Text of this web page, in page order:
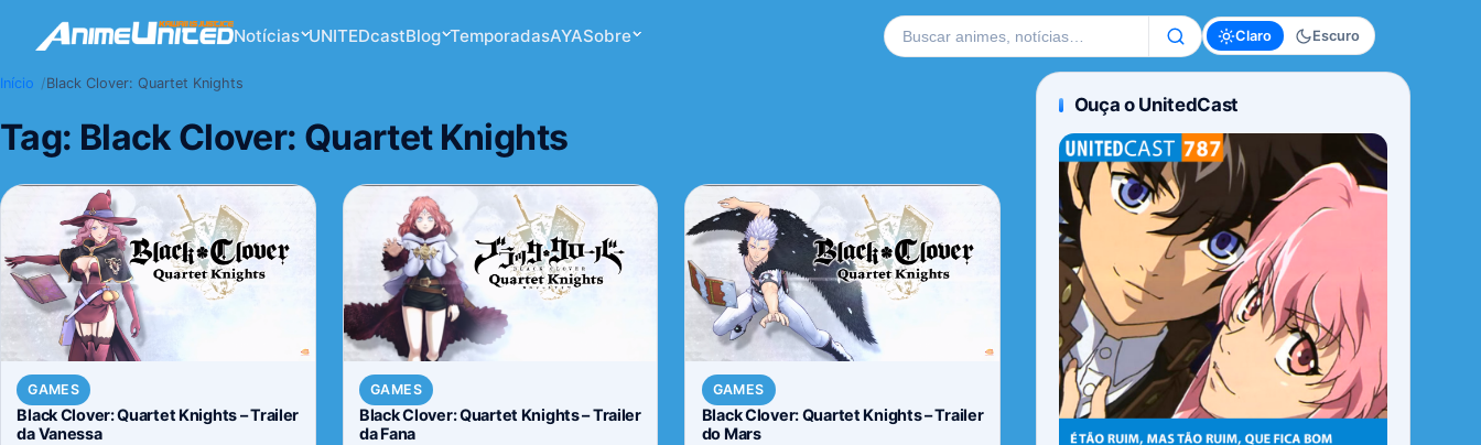
Notícias UNITEDcastBlog TemporadasAYASobre Buscar no site Claro Escuro
Início Black Clover: Quartet Knights
Tag: Black Clover: Quartet Knights
GAMES
Black Clover: Quartet Knights – Trailer
da Vanessa
GAMES
Black Clover: Quartet Knights – Trailer
da Fana
GAMES
Black Clover: Quartet Knights – Trailer
do Mars
Ouça o UnitedCast